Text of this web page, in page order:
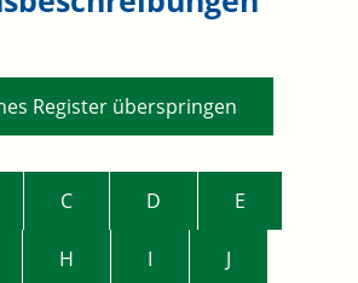
Register überspringen
C D E
H I J